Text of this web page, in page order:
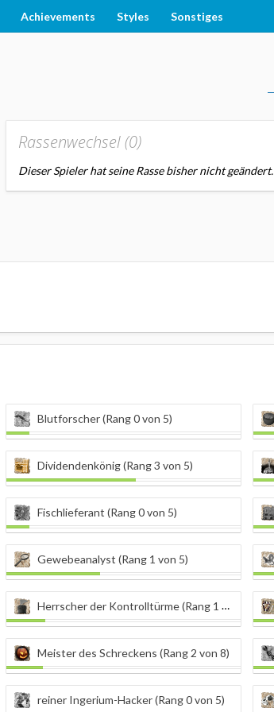
Achievements Styles Sonstiges
Rassenwechsel (0)
Dieser Spieler hat seine Rasse bisher nicht geändert.
Blutforscher (Rang 0 von 5)
Dividendenkönig (Rang 3 von 5)
Fischlieferant (Rang 0 von 5)
Gewebeanalyst (Rang 1 von 5)
Herrscher der Kontrolltürme (Rang 1 von 5)
Meister des Schreckens (Rang 2 von 8)
reiner Ingerium-Hacker (Rang 0 von 5)